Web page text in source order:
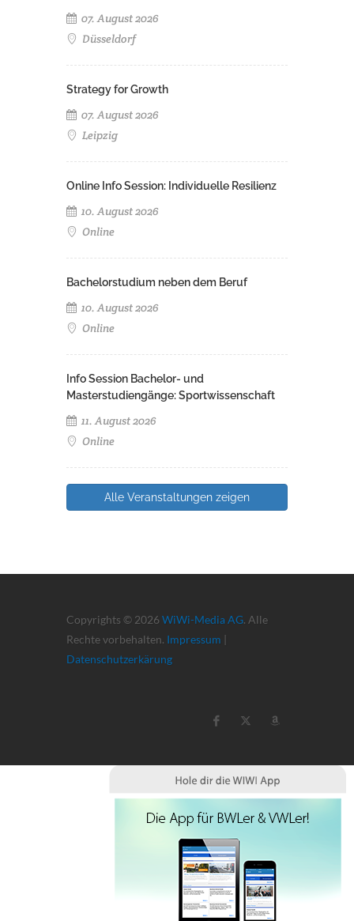
07. August 2026
Düsseldorf
Strategy for Growth
07. August 2026
Leipzig
Online Info Session: Individuelle Resilienz
10. August 2026
Online
Bachelorstudium neben dem Beruf
10. August 2026
Online
Info Session Bachelor- und
Masterstudiengänge: Sportwissenschaft
11. August 2026
Online
Alle Veranstaltungen zeigen
Copyrights © 2026 WiWi-Media AG. Alle
Rechte vorbehalten. Impressum |
Datenschutzerkärung